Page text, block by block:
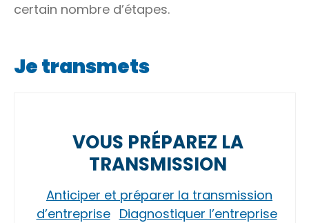
certain nombre d’étapes.
Je transmets
VOUS PRÉPAREZ LA
TRANSMISSION
Anticiper et préparer la transmission
d’entreprise Diagnostiquer l’entreprise